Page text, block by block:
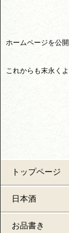
ホームページを公開
これからも末永く
トップページ
日本酒
お品書き